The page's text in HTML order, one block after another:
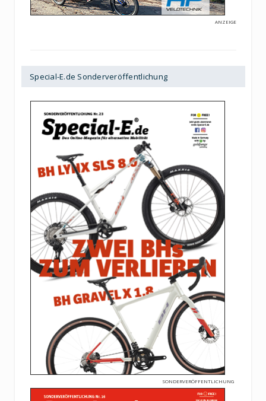
ANZEIGE
Special-E.de Sonderveröffentlichung
SONDERVERÖFFENTLICHUNG